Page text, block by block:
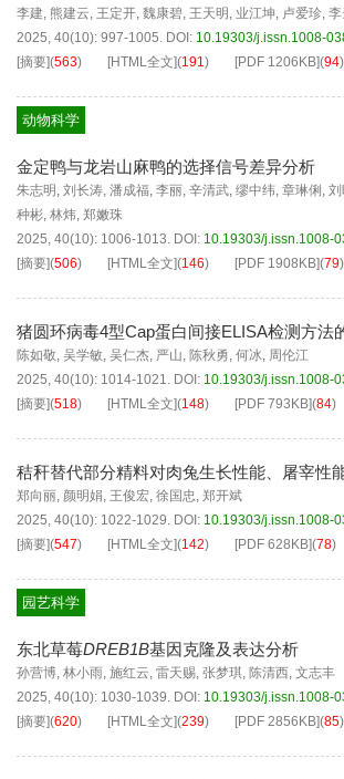
李建, 熊建云, 王定开, 魏康碧, 王天明 , 业江坤, 卢爱珍, 李
2025, 40(10): 997-1005. DOI: 10.19303/j.issn.1008-
[摘要](563) [HTML全文](191) [PDF 1206KB](94)
动物科学
金定鸭与龙岩山麻鸭的选择信号差异分析
朱志明 , 刘长涛, 潘成福, 李丽, 辛清武, 缪中纬, 章琳俐 ,
种彬, 林炜, 郑嫩珠
2025, 40(10): 1006-1013. DOI: 10.19303/j.issn.1008-
[摘要](506) [HTML全文](146) [PDF 1908KB](79)
猪圆环病毒4型Cap蛋白间接ELISA检测方法
陈如敬, 吴学敏, 吴仁杰, 严山, 陈秋勇, 何冰, 周伦江
2025, 40(10): 1014-1021. DOI: 10.19303/j.issn.1008-
[摘要](518) [HTML全文](148) [PDF 793KB](84)
秸秆替代部分精料对肉兔生长性能、屠宰性
郑向丽, 颜明娟, 王俊宏, 徐国忠, 郑开斌
2025, 40(10): 1022-1029. DOI: 10.19303/j.issn.1008-
[摘要](547) [HTML全文](142) [PDF 628KB](78)
园艺科学
东北草莓DREB1B基因克隆及表达分析
孙营博, 林小雨, 施红云, 雷天赐, 张梦琪, 陈清西, 文志丰
2025, 40(10): 1030-1039. DOI: 10.19303/j.issn.1008-
[摘要](620) [HTML全文](239) [PDF 2856KB](85)